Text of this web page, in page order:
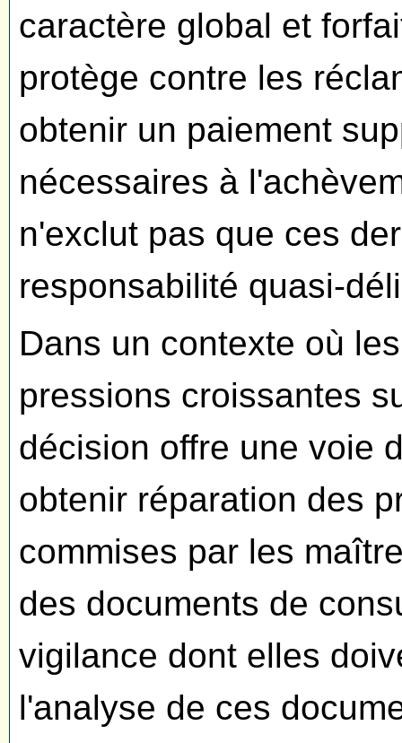
caractère global et
protège contre les
obtenir un paiement
nécessaires à
n'exclut pas que ces
responsabilité quasi-
Dans un contexte où
pressions croissantes
décision offre une voie
obtenir réparation des
commises par les
des documents de
vigilance dont elles
l'analyse de ces